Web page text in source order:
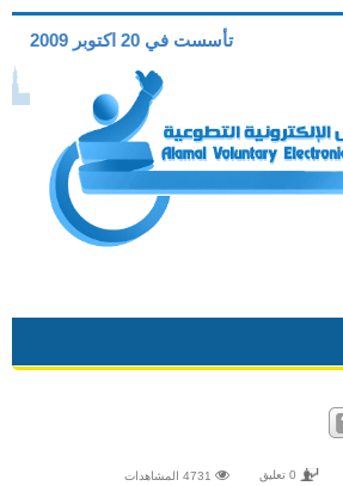
تأسست في 20 اكتوبر 2009
0 تعليق